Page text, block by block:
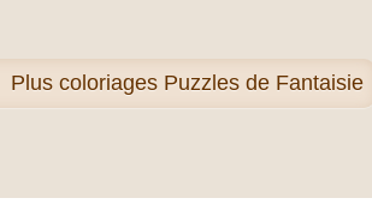
Plus coloriages Puzzles de Fantaisie